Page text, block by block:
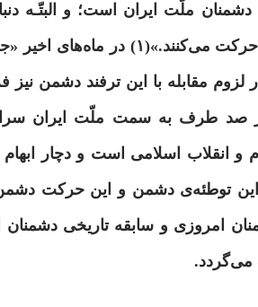
ملّت ایران است؛ و البتّـه
استفاده از آزادی‌ها در خدمت
لزوم مقابله با این ترفند دشمن
صد طرف به سمت ملّت ایران
و انقلاب اسلامی است و دچار
امروزی و سابقه تاریخی دشمنان
می‌گردد.